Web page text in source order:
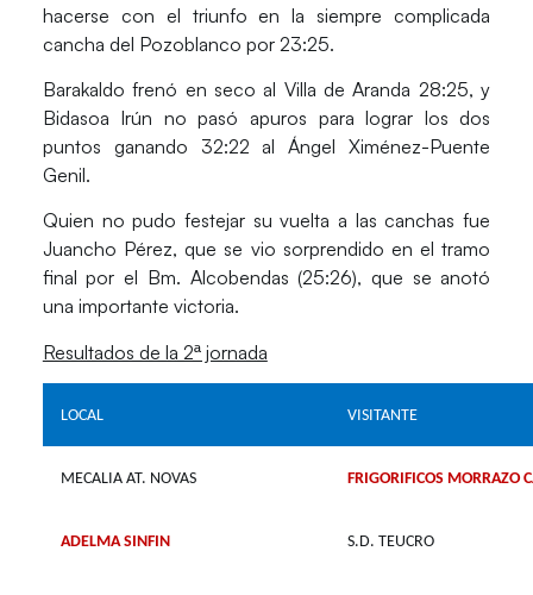
hacerse con el triunfo en la siempre complicada
cancha del Pozoblanco por 23:25.
Barakaldo frenó en seco al Villa de Aranda 28:25, y
Bidasoa Irún no pasó apuros para lograr los dos
puntos ganando 32:22 al Ángel Ximénez-Puente
Genil.
Quien no pudo festejar su vuelta a las canchas fue
Juancho Pérez, que se vio sorprendido en el tramo
final por el Bm. Alcobendas (25:26), que se anotó
una importante victoria.
Resultados de la 2ª jornada
LOCAL VISITANTE
MECALIA AT. NOVAS FRIGORIFICOS MORRAZO
ADELMA SINFIN S.D. TEUCRO